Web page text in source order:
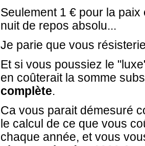
Seulement 1 € pour la
nuit de repos absolu...
Je parie que vous
Et si vous poussiez le
en coûterait la somme
complète.
Ca vous parait démesuré
le calcul de ce que vous
chaque année, et vous